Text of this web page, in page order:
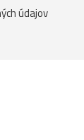
údajov